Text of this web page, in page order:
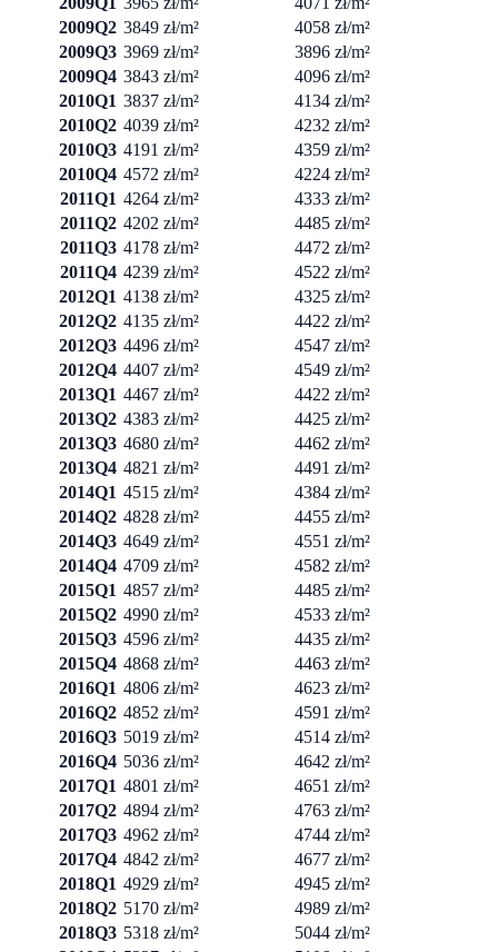
2009Q2 3849 zł/m²
4058 zł/m²
2009Q3 3969 zł/m²
3896 zł/m²
2009Q4 3843 zł/m²
4096 zł/m²
2010Q1 3837 zł/m²
4134 zł/m²
2010Q2 4039 zł/m²
4232 zł/m²
2010Q3 4191 zł/m²
4359 zł/m²
2010Q4 4572 zł/m²
4224 zł/m²
2011Q1 4264 zł/m²
4333 zł/m²
2011Q2 4202 zł/m²
4485 zł/m²
2011Q3 4178 zł/m²
4472 zł/m²
2011Q4 4239 zł/m²
4522 zł/m²
2012Q1 4138 zł/m²
4325 zł/m²
2012Q2 4135 zł/m²
4422 zł/m²
2012Q3 4496 zł/m²
4547 zł/m²
2012Q4 4407 zł/m²
4549 zł/m²
2013Q1 4467 zł/m²
4422 zł/m²
2013Q2 4383 zł/m²
4425 zł/m²
2013Q3 4680 zł/m²
4462 zł/m²
2013Q4 4821 zł/m²
4491 zł/m²
2014Q1 4515 zł/m²
4384 zł/m²
2014Q2 4828 zł/m²
4455 zł/m²
2014Q3 4649 zł/m²
4551 zł/m²
2014Q4 4709 zł/m²
4582 zł/m²
2015Q1 4857 zł/m²
4485 zł/m²
2015Q2 4990 zł/m²
4533 zł/m²
2015Q3 4596 zł/m²
4435 zł/m²
2015Q4 4868 zł/m²
4463 zł/m²
2016Q1 4806 zł/m²
4623 zł/m²
2016Q2 4852 zł/m²
4591 zł/m²
2016Q3 5019 zł/m²
4514 zł/m²
2016Q4 5036 zł/m²
4642 zł/m²
2017Q1 4801 zł/m²
4651 zł/m²
2017Q2 4894 zł/m²
4763 zł/m²
2017Q3 4962 zł/m²
4744 zł/m²
2017Q4 4842 zł/m²
4677 zł/m²
2018Q1 4929 zł/m²
4945 zł/m²
2018Q2 5170 zł/m²
4989 zł/m²
2018Q3 5318 zł/m²
5044 zł/m²